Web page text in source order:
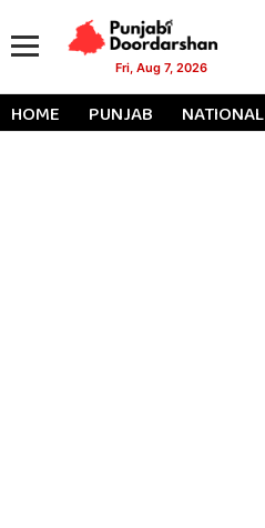
Fri, Aug 7, 2026
HOME PUNJAB NATIONAL